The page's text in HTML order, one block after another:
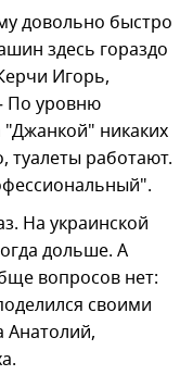
довольно быстро
здесь гораздо
Игорь,
По уровню
"Джанкой" никаких
туалеты работают.
На украинской
дольше. А
вопросов нет:
своими
Анатолий,